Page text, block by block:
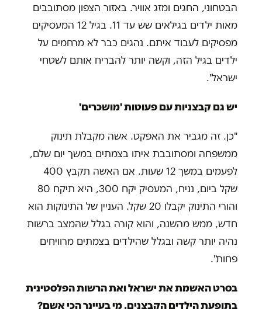
הבטחוני, החגים ומזג אוויר. באזור הצפון מסתובבים
מאות ילדים בגילאים שש עד 11. בגיל 12 המעסיקים
מפסיקים לעבוד איתם. נהגים כבר לא מרחמים על
ילדים בגיל הזה, וקשה יותר להבריח אותם לשטחי
ישראל".
יש גם קבצניות עם פעוטות 'מושכרים'
"כן. זה מגביר את האפקט. אשה מקבלת תינוק
ממשפחה ומסתובבת איתו בצמתים במשך יום שלם,
לפעמים במשך 12 שעות. אם האשה תקבץ 400
שקל ביום, נניח, המעסיק יקח 300, היא תיקח 80
והורי התינוק יקבלו 20 שקל. העניין של התינוקות הוא
חדש, ממש מהשנה, והוא קורה בגלל שהמצב ברשות
נהיה יותר קשה ובגלל שהילדים בצמתים מרוויחים
פחות".
בסרט האשמת את ישראל ואת הרשות הפלסטינית
בתופעת הילדים הקבצנים. מי בעיינך הכי אשם?